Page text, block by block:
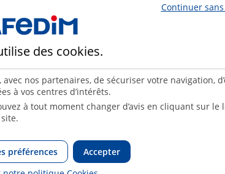
Continuer
des cookies.
nos partenaires, de sécuriser votre navigation,
à vos centres d’intérêts.
à tout moment changer d’avis en cliquant sur le
Accepter
préférences